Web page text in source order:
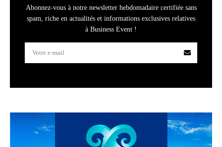
Abonnez-vous à notre newsletter hebdomadaire certifiée sans
spam, riche en actualités et informations exclusives relatives
à Business Event !